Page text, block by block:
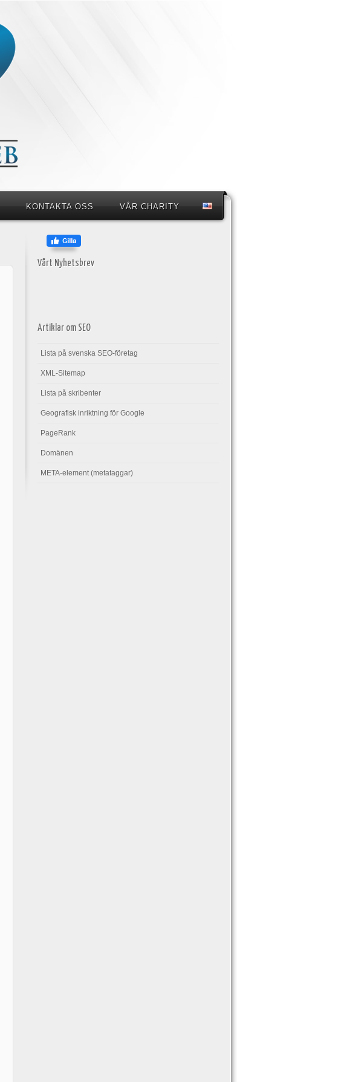
KONTAKTA OSS VÅR CHARITY
Vårt Nyhetsbrev
Artiklar om SEO
Lista på svenska SEO-företag
XML-Sitemap
Lista på skribenter
Geografisk inriktning för Google
PageRank
Domänen
META-element (metataggar)